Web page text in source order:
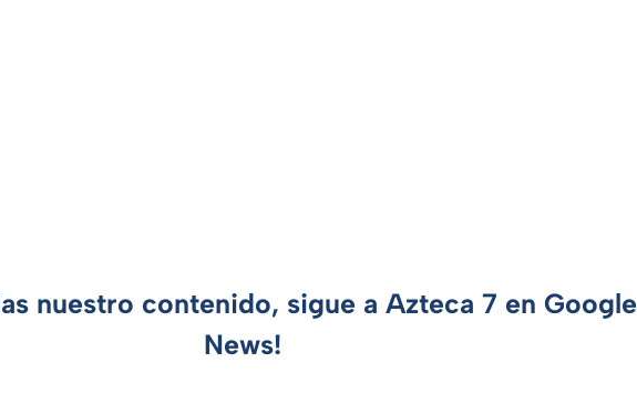
nuestro contenido, sigue a Azteca 7 en Google
News!